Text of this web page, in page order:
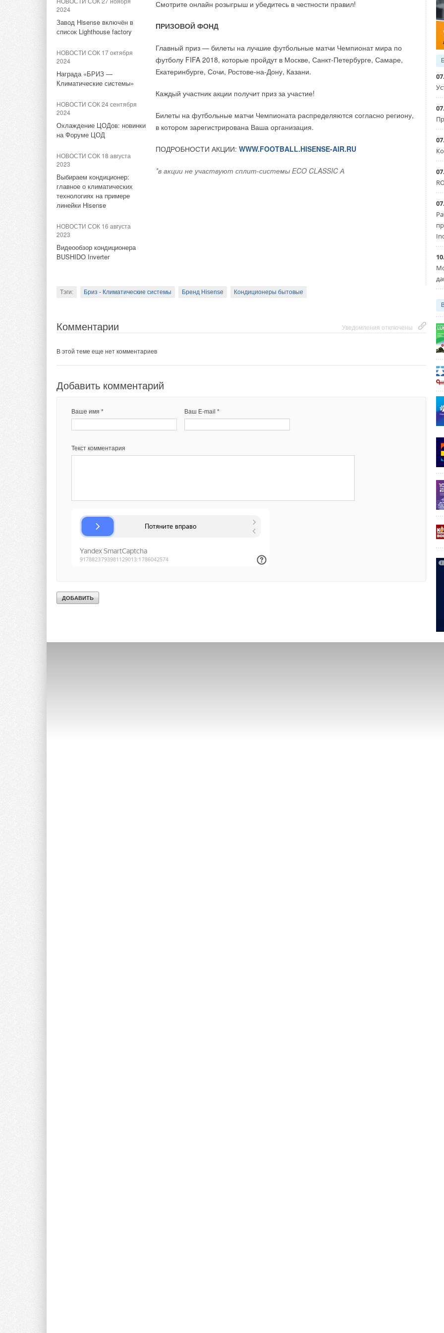
2024
Завод Hisense включён в
список Lighthouse factory
НОВОСТИ СОК 17 октября
2024
Награда «БРИЗ —
Климатические системы»
НОВОСТИ СОК 24 сентября
2024
Охлаждение ЦОДов: новинки
на Форуме ЦОД
НОВОСТИ СОК 18 августа
2023
Выбираем кондиционер:
главное о климатических
технологиях на примере
линейки Hisense
НОВОСТИ СОК 16 августа
2023
Видеообзор кондиционера
BUSHIDO Inverter
Смотрите онлайн розыгрыш и убедитесь в честности правил!
ПРИЗОВОЙ ФОНД
Главный приз — билеты на лучшие футбольные матчи Чемпионат мира по
футболу FIFA 2018, которые пройдут в Москве, Санкт-Петербурге, Самаре,
Екатеринбурге, Сочи, Ростове-на-Дону, Казани.
Каждый участник акции получит приз за участие!
Билеты на футбольные матчи Чемпионата распределяются согласно региону,
в котором зарегистрирована Ваша организация.
ПОДРОБНОСТИ АКЦИИ: WWW.FOOTBALL.HISENSE-AIR.RU
*в акции не участвуют сплит-системы ECO CLASSIC А
Тэги: Бриз - Климатические системы Бренд Hisense Кондиционеры бытовые
Уведомления отключены
Комментарии
В этой теме еще нет комментариев
Добавить комментарий
Ваше имя * Ваш E-mail *
Текст комментария
Ежегодное совещание в
компании АСТИВ
НОВОСТИ СОК 18 февраля
Оборудование GRUNDFOS
включено в Реестр
промышленной продукции,
произведённой в РФ
НОВОСТИ СОК 10 февраля
2022
Grundfos Product Center
переходит на новый
НОВОСТИ СОК 21 января 2022
«Грундфос» стал партнёром
проекта «Дети солнца»
доступны для заказа. Цены на модернизированные модели не изменились.
Тэги: Грундфос Бренд Grundfos
Комментарии
Текст комментария
НОВОСТИ СОК 31 октября
2025
Шкафы управления для
паровых котлов от «Гермес»
НОВОСТИ СОК 31 октября
2025
Открытие второго
производственного цеха
НОВОСТИ СОК 27 октября
2025
Viessmann установит
стадионе Альянц Арена
футбольного клуба Бавария
НОВОСТИ СОК 4 апреля 2025
Второй ежегодный «Кубок
сварки Гермес»
контроля работы отопительных контуров или приготовления горячей воды в
контроллеру Vitotronic 200-H.
Представляя собой природную альтернативу отоплению на жидком топливе и
энергоснабжения. Кроме того, стоимость древесного топлива меньше
Тэги:
Ваше имя * Ваш E-mail *